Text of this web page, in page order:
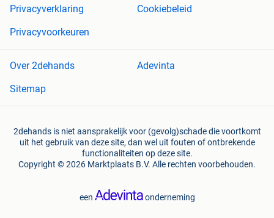
Privacyverklaring
Cookiebeleid
Privacyvoorkeuren
Over 2dehands
Adevinta
Sitemap
2dehands is niet aansprakelijk voor (gevolg)schade die voortkomt
uit het gebruik van deze site, dan wel uit fouten of ontbrekende
functionaliteiten op deze site.
Copyright © 2026 Marktplaats B.V. Alle rechten voorbehouden.
een onderneming